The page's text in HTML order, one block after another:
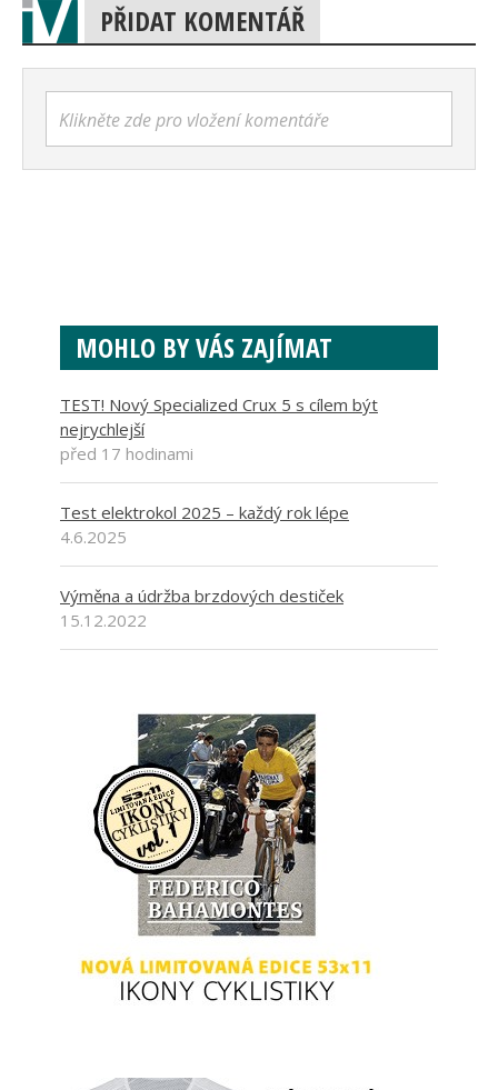
PŘIDAT KOMENTÁŘ
Klikněte zde pro vložení komentáře
MOHLO BY VÁS ZAJÍMAT
TEST! Nový Specialized Crux 5 s cílem být
nejrychlejší
před 17 hodinami
Test elektrokol 2025 – každý rok lépe
4.6.2025
Výměna a údržba brzdových destiček
15.12.2022